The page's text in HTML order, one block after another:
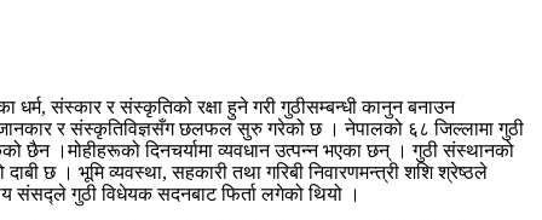
धर्म, संस्कार र संस्कृतिको रक्षा हुने गरी गुठीसम्बन्धी कानुन बनाउन
र संस्कृतिविज्ञसँग छलफल सुरु गरेको छ । नेपालको ६८ जिल्लामा गुठी
छैन ।मोहीहरूको दिनचर्यामा व्यवधान उत्पन्न भएका छन् । गुठी संस्थानको
छ । भूमि व्यवस्था, सहकारी तथा गरिबी निवारणमन्त्री शशि श्रेष्ठले
संसद्ले गुठी विधेयक सदनबाट फिर्ता लगेको थियो ।